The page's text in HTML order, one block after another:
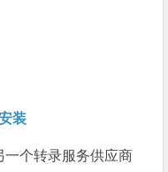
装
一个转录服务供应商